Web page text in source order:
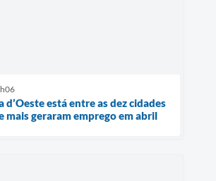
d’Oeste está entre as dez cidades
mais geraram emprego em abril